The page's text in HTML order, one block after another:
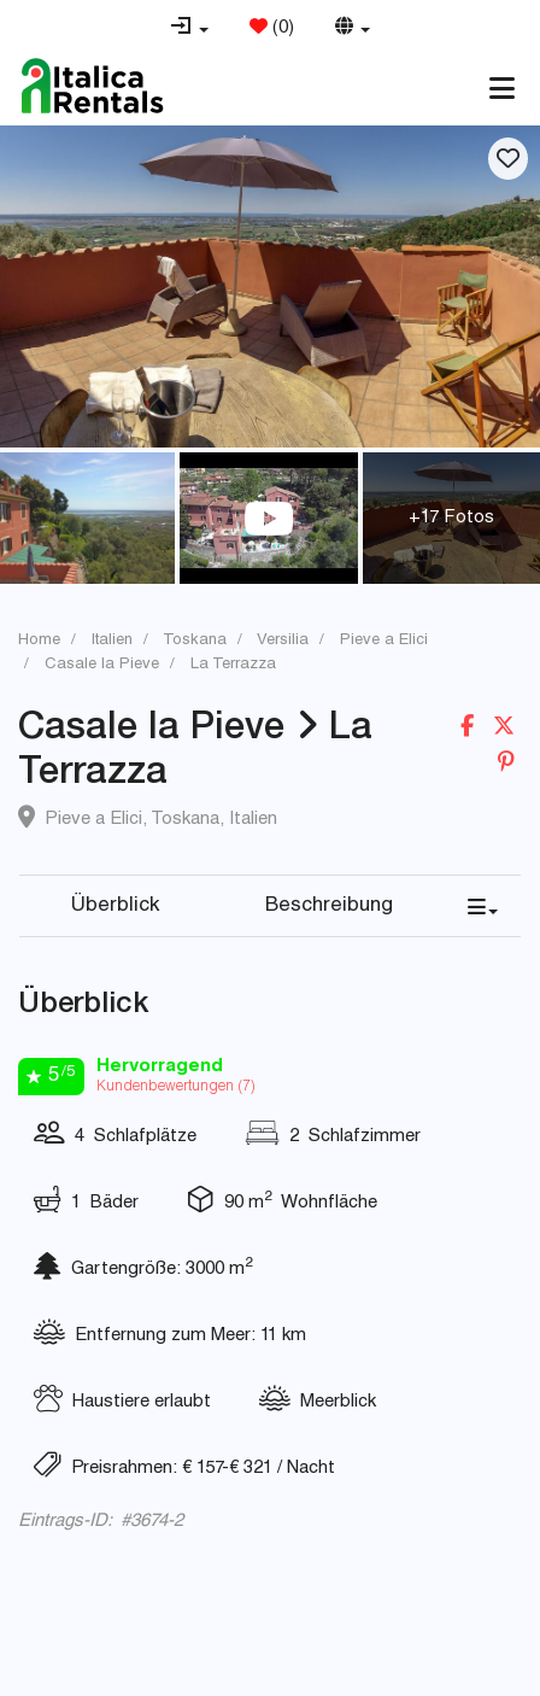
(0)
+17 Fotos
Home Italien Toskana Versilia
Pieve a Elici
Casale la Pieve
La Terrazza
Casale la Pieve
La
Terrazza
Pieve a Elici, Toskana, Italien
Überblick Beschreibung
Überblick
5/5 Hervorragend
Kundenbewertungen ( 7)
4 Schlafplätze 2 Schlafzimmer
1 Bäder 90 m2Wohnfläche
Gartengröße: 3000 m2
Entfernung zum Meer: 11 km
Haustiere erlaubt Meerblick
Preisrahmen: € 157-€ 321 / Nacht
Eintrags-ID: #3674-2